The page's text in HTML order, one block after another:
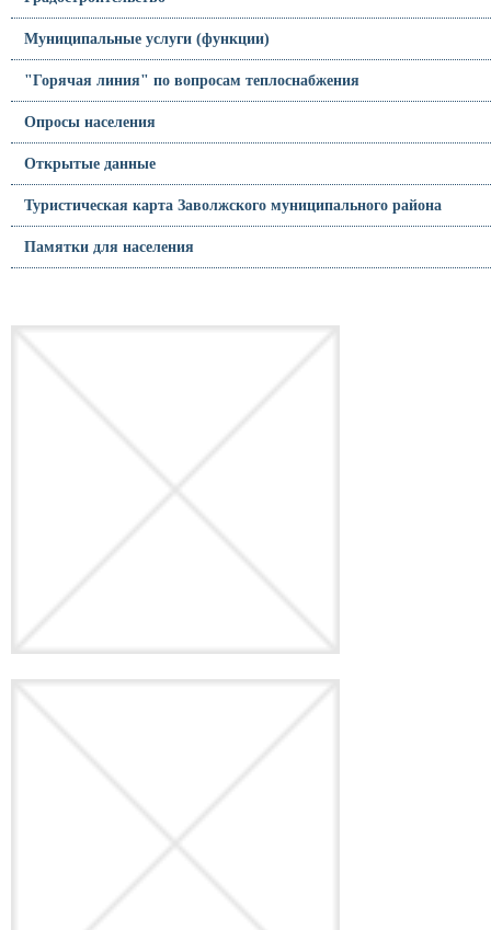
Муниципальные услуги (функции)
"Горячая линия" по вопросам теплоснабжения
Опросы населения
Открытые данные
Туристическая карта Заволжского муниципального района
Памятки для населения